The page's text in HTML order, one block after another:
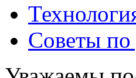
Советы по